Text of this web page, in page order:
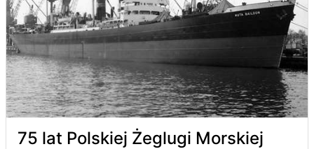
75 lat Polskiej Żeglugi Morskiej